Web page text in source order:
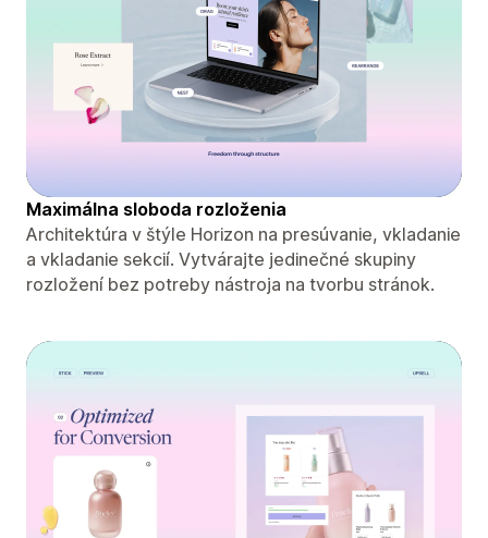
Maximálna sloboda rozloženia
Architektúra v štýle Horizon na presúvanie, vkladanie
a vkladanie sekcií. Vytvárajte jedinečné skupiny
rozložení bez potreby nástroja na tvorbu stránok.